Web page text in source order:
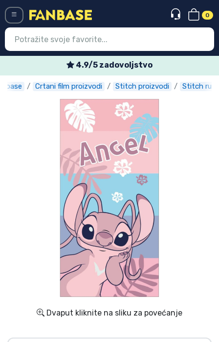
0
4.9/5 zadovoljstvo
Crtani film proizvodi Stitch proizvodi Stitch
Dvaput kliknite na sliku za povećanje
Ulazak Registracija
Najnovije proizvodi
Ekspresna dostava
Prednarudžbe
Outlet proizvodi
Dostava i plaćanje
TV serija proizvodi
Film proizvodi
Crtani proizvodi
Anime proizvodi